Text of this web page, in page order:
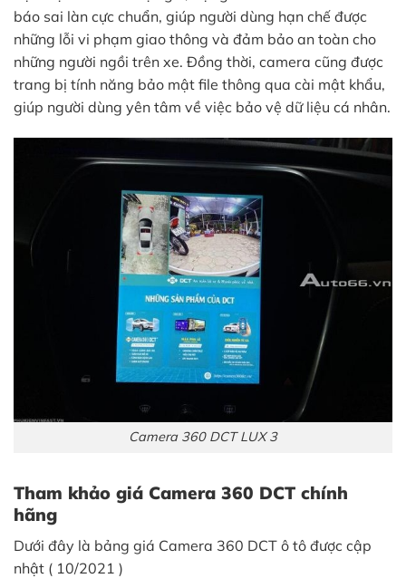
báo sai làn cực chuẩn, giúp người dùng hạn chế được
những lỗi vi phạm giao thông và đảm bảo an toàn cho
những người ngồi trên xe. Đồng thời, camera cũng được
trang bị tính năng bảo mật file thông qua cài mật khẩu,
giúp người dùng yên tâm về việc bảo vệ dữ liệu cá nhân.
Camera 360 DCT LUX 3
Tham khảo giá Camera 360 DCT chính
hãng
Dưới đây là bảng giá Camera 360 DCT ô tô được cập
nhật ( 10/2021 )